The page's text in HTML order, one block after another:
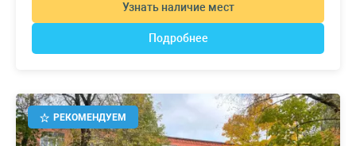
Узнать наличие мест
Подробнее
РЕКОМЕНДУЕМ